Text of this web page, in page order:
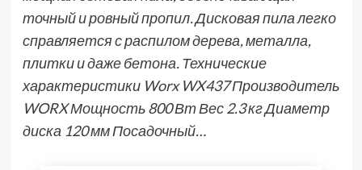
точный и ровный пропил. Дисковая пила легко
справляется с распилом дерева, металла,
плитки и даже бетона. Технические
характеристики Worx WX437 Производитель
WORX Мощность 800 Вт Вес 2.3 кг Диаметр
диска 120 мм Посадочный…